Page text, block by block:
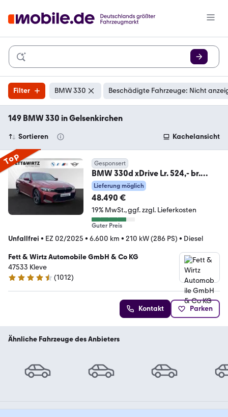
Filter BMW 330 Beschädigte Fahrzeuge: Nicht
149 BMW 330 in Gelsenkirchen
Sortieren Kachelansicht
Top Gesponsert
BMW 330d xDrive Lr. 524,- br.
o.Anz. 42Mon/10`Km p.A
Lieferung möglich
48.490 €
19% MwSt. ggf. zzgl. Lieferkosten
Guter Preis
Unfallfrei • EZ 02/2025 • 6.600 km • 210 kW (286 PS) • Diesel
Fett & Wirtz Automobile GmbH & Co KG
47533 Kleve
4.6 Sterne
(1012)
Kontakt Parken
Ähnliche Fahrzeuge des Anbieters